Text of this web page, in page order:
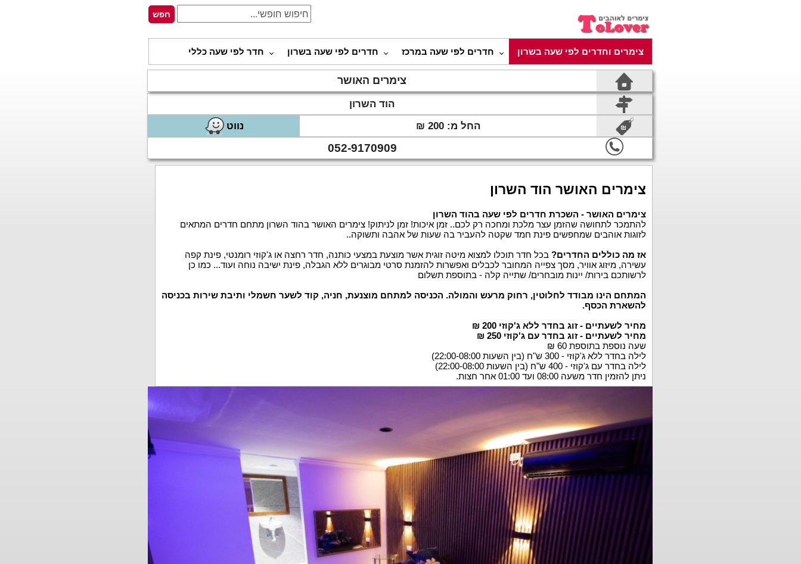
צימרים וחדרים לפי שעה בשרון חדרים לפי שעה במרכז חדרים לפי שעה בשרון חדר לפי שעה כללי
צימרים האושר
הוד השרון
החל מ: 200 ₪
נווט
052-9170909
צימרים האושר הוד השרון
צימרים האושר - השכרת חדרים לפי שעה בהוד השרון
להתמכר לתחושה שהזמן עצר מלכת ומחכה רק לכם.. זמן איכות! זמן לניתוק! צימרים האושר בהוד השרון מתחם חדרים המתאים
לזוגות אוהבים שמחפשים פינת חמד שקטה להעביר בה שעות של אהבה ותשוקה..
אז מה כוללים החדרים?בכל חדר תוכלו למצוא מיטה זוגית אשר מוצעת במצעי כותנה, חדר רחצה או ג'קוזי רומנטי, פינת קפה
עשירה, מיזוג אוויר, מסך צפייה המחובר לכבלים ואפשרות להזמנת סרטי מבוגרים ללא הגבלה, פינת ישיבה נוחה ועוד... כמו כן
לרשותכם בירות/ יינות מובחרים/ שתייה קלה - בתוספת תשלום
המתחם הינו מבודד לחלוטין, רחוק מרעש והמולה. הכניסה למתחם מוצנעת, חניה, קוד לשער חשמלי ותיבת שירות בכניסה
להשארת הכסף.
מחיר לשעתיים - זוג בחדר ללא ג'קוזי 200 ₪
מחיר לשעתיים - זוג בחדר עם ג'קוזי 250 ₪
שעה נוספת בתוספת 60 ₪
לילה בחדר ללא ג'קוזי - 300 ש"ח (בין השעות 22:00-08:00)
לילה בחדר עם ג'קוזי - 400 ש"ח (בין השעות 22:00-08:00)
ניתן להזמין חדר משעה 08:00 ועד 01:00 אחר חצות.